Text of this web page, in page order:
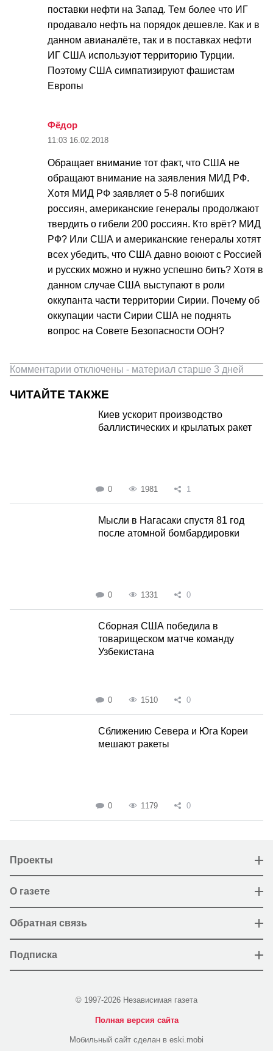
поставки нефти на Запад. Тем более что ИГ
продавало нефть на порядок дешевле. Как и в
данном авианалёте, так и в поставках нефти
ИГ США используют территорию Турции.
Поэтому США симпатизируют фашистам
Европы
Фёдор
11:03 16.02.2018
Обращает внимание тот факт, что США не
обращают внимание на заявления МИД РФ.
Хотя МИД РФ заявляет о 5-8 погибших
россиян, американские генералы продолжают
твердить о гибели 200 россиян. Кто врёт? МИД
РФ? Или США и американские генералы хотят
всех убедить, что США давно воюют с Россией
и русских можно и нужно успешно бить? Хотя в
данном случае США выступают в роли
оккупанта части территории Сирии. Почему об
оккупации части Сирии США не поднять
вопрос на Совете Безопасности ООН?
Комментарии отключены - материал старше 3 дней
ЧИТАЙТЕ ТАКЖЕ
Киев ускорит производство
баллистических и крылатых ракет
0 1981 1
Мысли в Нагасаки спустя 81 год
после атомной бомбардировки
0 1331 0
Сборная США победила в
товарищеском матче команду
Узбекистана
0 1510 0
Сближению Севера и Юга Кореи
мешают ракеты
0 1179 0
Проекты
О газете
Обратная связь
Подписка
© 1997-2026 Независимая газета
Полная версия сайта
Мобильный сайт сделан в eski.mobi